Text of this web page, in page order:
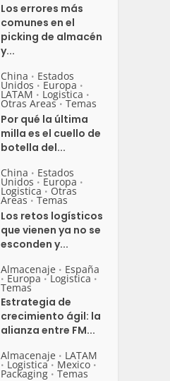
Los errores más
comunes en el
picking de almacén
y...
China • Estados
Unidos • Europa •
LATAM • Logistica •
Otras Areas • Temas
Por qué la última
milla es el cuello de
botella del...
China • Estados
Unidos • Europa •
Logistica • Otras
Areas • Temas
Los retos logísticos
que vienen ya no se
esconden y...
Almacenaje • España
• Europa • Logistica •
Temas
Estrategia de
crecimiento ágil: la
alianza entre FM...
Almacenaje • LATAM
• Logistica • Mexico •
Packaging • Temas